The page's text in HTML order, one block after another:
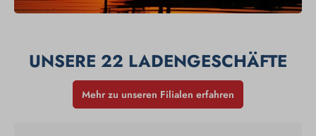
UNSERE 22 LADENGESCHÄFTE
Mehr zu unseren Filialen erfahren